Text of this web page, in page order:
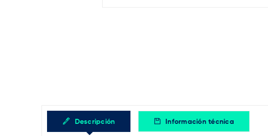
Descripción Información técnica